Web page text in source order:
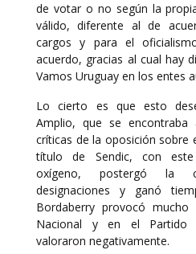
de votar o no según la
válido, diferente al de
cargos y para el
acuerdo, gracias al cual hay
Vamos Uruguay en los entes
Lo cierto es que esto
Amplio, que se encontraba
críticas de la oposición sobre
título de Sendic, con
oxígeno, postergó la
designaciones y ganó
Bordaberry provocó
Nacional y en el Partido
valoraron negativamente.